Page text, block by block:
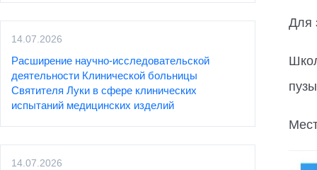
14.07.2026
Расширение научно-исследовательской
деятельности Клинической больницы
Святителя Луки в сфере клинических
испытаний медицинских изделий
14.07.2026
Для